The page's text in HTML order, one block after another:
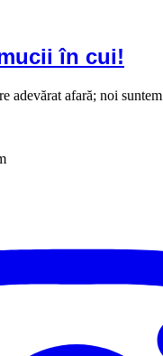
în cui!
adevărat afară; noi